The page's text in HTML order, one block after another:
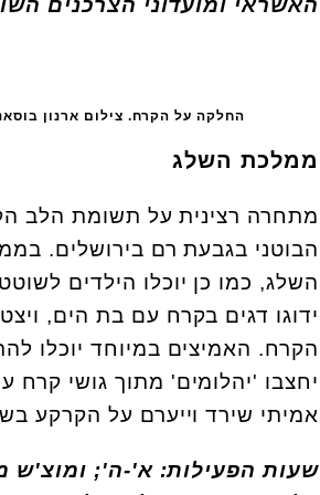
האשראי ומועדוני הצרכנים
החלקה על הקרח. צילום ארנון
ממלכת השלג
מתחרה רצינית על תשומת הלב
הבוטני בגבעת רם בירושלים.
השלג, כמו כן יוכלו הילדים
ידוגו דגים בקרח עם בת הים,
הקרח. האמיצים במיוחד יוכלו
יחצבו 'יהלומים' מתוך גושי קרח
אמיתי שירד וייערם על הקרקע
שעות הפעילות: א'-ה'; ומוצ'ש מהשעה